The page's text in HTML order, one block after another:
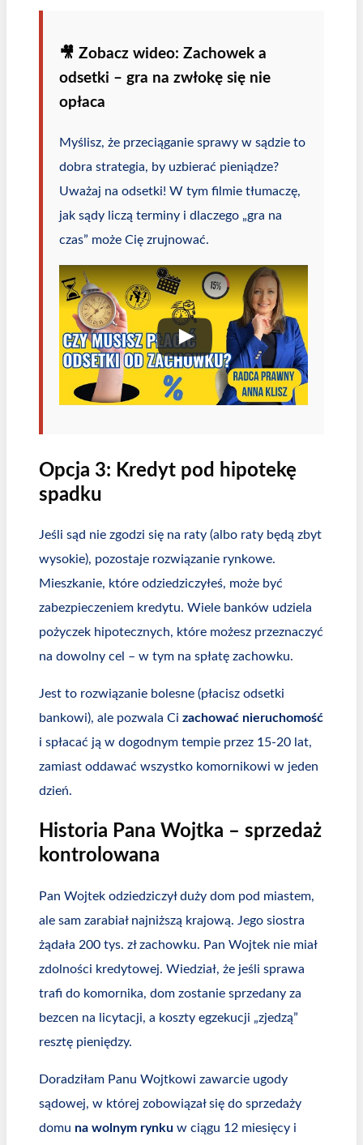
🎥 Zobacz wideo: Zachowek a
odsetki – gra na zwłokę się nie
opłaca
Myślisz, że przeciąganie sprawy w sądzie to
dobra strategia, by uzbierać pieniądze?
Uważaj na odsetki! W tym filmie tłumaczę,
jak sądy liczą terminy i dlaczego „gra na
czas” może Cię zrujnować.
Opcja 3: Kredyt pod hipotekę
spadku
Jeśli sąd nie zgodzi się na raty (albo raty będą zbyt
wysokie), pozostaje rozwiązanie rynkowe.
Mieszkanie, które odziedziczyłeś, może być
zabezpieczeniem kredytu. Wiele banków udziela
pożyczek hipotecznych, które możesz przeznaczyć
na dowolny cel – w tym na spłatę zachowku.
Jest to rozwiązanie bolesne (płacisz odsetki
bankowi), ale pozwala Ci zachować nieruchomość
i spłacać ją w dogodnym tempie przez 15-20 lat,
zamiast oddawać wszystko komornikowi w jeden
dzień.
Historia Pana Wojtka – sprzedaż
kontrolowana
Pan Wojtek odziedziczył duży dom pod miastem,
ale sam zarabiał najniższą krajową. Jego siostra
żądała 200 tys. zł zachowku. Pan Wojtek nie miał
zdolności kredytowej. Wiedział, że jeśli sprawa
trafi do komornika, dom zostanie sprzedany za
bezcen na licytacji, a koszty egzekucji „zjedzą”
resztę pieniędzy.
Doradziłam Panu Wojtkowi zawarcie ugody
sądowej, w której zobowiązał się do sprzedaży
domu na wolnym rynku w ciągu 12 miesięcy i